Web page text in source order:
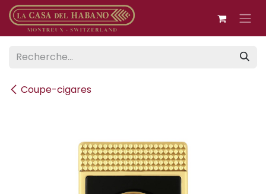
Se rendre au contenu
Coupe-cigares